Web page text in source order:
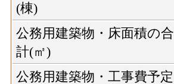
(棟)
公務用建築物・床面積の合
計(㎡)
公務用建築物・工事費予定